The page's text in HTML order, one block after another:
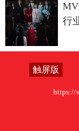
行
触屏版
https://